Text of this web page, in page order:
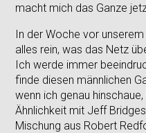
macht mich das Ganze
In der Woche vor
alles rein, was das Netz
Ich werde immer
finde diesen männlichen
wenn ich genau
Ähnlichkeit mit Jeff
Mischung aus Robert